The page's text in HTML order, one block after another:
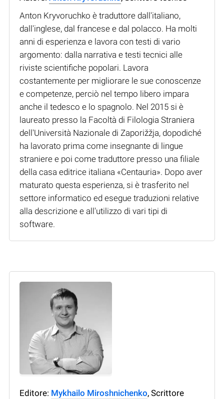
Anton Kryvoruchko è traduttore dall'italiano,
dall'inglese, dal francese e dal polacco. Ha molti
anni di esperienza e lavora con testi di vario
argomento: dalla narrativa e testi tecnici alle
riviste scientifiche popolari. Lavora
costantemente per migliorare le sue conoscenze
e competenze, perciò nel tempo libero impara
anche il tedesco e lo spagnolo. Nel 2015 si è
laureato presso la Facoltà di Filologia Straniera
dell'Università Nazionale di Zaporižžja, dopodiché
ha lavorato prima come insegnante di lingue
straniere e poi come traduttore presso una filiale
della casa editrice italiana «Centauria». Dopo aver
maturato questa esperienza, si è trasferito nel
settore informatico ed esegue traduzioni relative
alla descrizione e all'utilizzo di vari tipi di
software.
Editore: Mykhailo Miroshnichenko, Scrittore